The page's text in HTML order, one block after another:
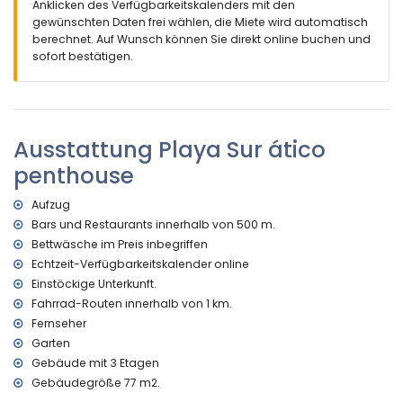
Haus)
nächster Strand: Les Bovetes (innerhalb von 500 Metern
vom Haus)
nächster Hafen: Denia (innerhalb von 5 Kilometern vom
vom Haus)
Kilometern vom Haus)
öffentliche Verkehrsmittel in der Nähe: Bus innerhalb von 50
Metern
Das Gebäude, in dem sich die Unterkunft befindet, verfügt
über einen Aufzug.
Die Unterkunft ist sehr gut für Familien mit Kindern geeignet.
Ausstattungen und Dienstleistungen, die im Mietpreis des
Penthouse enthalten sind
Bettwäsche und Handtücher
Rezeption
Ausstattungen und Dienstleistungen gegen Aufpreis
Anklicken des Verfügbarkeitskalenders mit den
gewünschten Daten frei wählen, die Miete wird automatisch
berechnet. Auf Wunsch können Sie direkt online buchen und
sofort bestätigen.
Ausstattung Playa Sur ático
penthouse
Aufzug
Bars und Restaurants innerhalb von 500 m.
Bettwäsche im Preis inbegriffen
Echtzeit-Verfügbarkeitskalender online
Einstöckige Unterkunft.
Fahrrad-Routen innerhalb von 1 km.
Fernseher
Garten
Gebäude mit 3 Etagen
Gebäudegröße 77 m2.